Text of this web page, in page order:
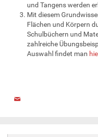
und Tangens werden
Mit diesem
Flächen und Körpern
Schulbüchern und
zahlreiche
Auswahl findet man